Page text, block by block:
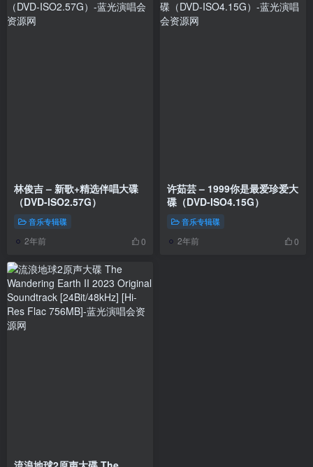
林俊吉 – 新歌+精选伴唱大碟
（DVD-ISO2.57G）
音乐专辑碟
2年前 0
许茹芸 – 1999你是最爱珍爱大
碟（DVD-ISO4.15G）
音乐专辑碟
2年前 0